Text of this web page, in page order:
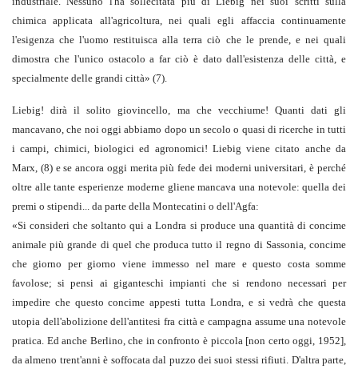
chimica applicata all'agricoltura, nei quali egli affaccia continuamente
l'esigenza che l'uomo restituisca alla terra ciò che le prende, e nei quali
dimostra che l'unico ostacolo a far ciò è dato dall'esistenza delle città, e
specialmente delle grandi città» (7).
Liebig! dirà il solito giovincello, ma che vecchiume! Quanti dati gli
mancavano, che noi oggi abbiamo dopo un secolo o quasi di ricerche in tutti
i campi, chimici, biologici ed agronomici! Liebig viene citato anche da
Marx, (8)e se ancora oggi merita più fede dei moderni universitari, è perché
oltre alle tante esperienze moderne gliene mancava una notevole: quella dei
premi o stipendi... da parte della Montecatini o dell'Agfa:
«Si consideri che soltanto qui a Londra si produce una quantità di concime
animale più grande di quel che produca tutto il regno di Sassonia, concime
che giorno per giorno viene immesso nel mare e questo costa somme
favolose; si pensi ai giganteschi impianti che si rendono necessari per
impedire che questo concime appesti tutta Londra, e si vedrà che questa
utopia dell'abolizione dell'antitesi fra città e campagna assume una notevole
pratica. Ed anche Berlino, che in confronto è piccola[non certo oggi, 1952],
da almeno trent'anni è soffocata dal puzzo dei suoi stessi rifiuti. D'altra parte,